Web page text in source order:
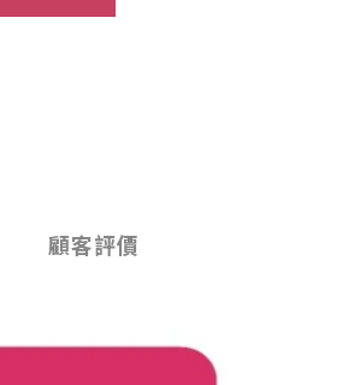
顧客評價